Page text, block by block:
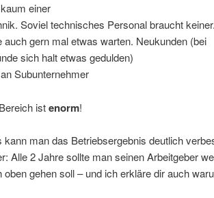
einer
Soviel technisches Personal braucht
auch gern mal etwas warten. Neukunden (bei
sich halt etwas gedulden)
Subunternehmer
istenorm!
man das Betriebsergebnis deutlich
Alle 2 Jahre sollte man seinen Arbeitgeber
gehen soll – und ich erkläre dir auch